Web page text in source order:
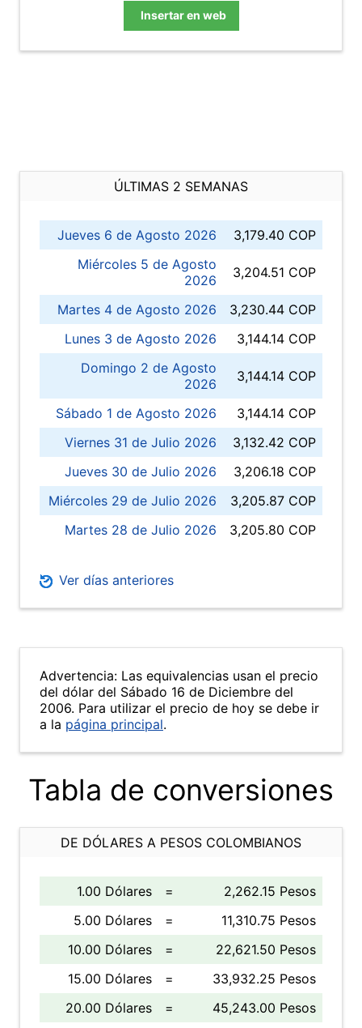
Insertar en web
ÚLTIMAS 2 SEMANAS
Jueves 6 de Agosto 2026
3,179.40 COP
Miércoles 5 de Agosto
2026
3,204.51 COP
Martes 4 de Agosto 2026
3,230.44 COP
Lunes 3 de Agosto 2026
3,144.14 COP
Domingo 2 de Agosto
2026
3,144.14 COP
Sábado 1 de Agosto 2026
3,144.14 COP
Viernes 31 de Julio 2026
3,132.42 COP
Jueves 30 de Julio 2026
3,206.18 COP
Miércoles 29 de Julio 2026
3,205.87 COP
Martes 28 de Julio 2026
3,205.80 COP
Ver días anteriores
Advertencia: Las equivalencias usan el precio
del dólar del Sábado 16 de Diciembre del
2006. Para utilizar el precio de hoy se debe ir
a la página principal.
Tabla de conversiones
DE DÓLARES A PESOS COLOMBIANOS
1.00 Dólares =
2,262.15 Pesos
5.00 Dólares
=
11,310.75 Pesos
10.00 Dólares
=
22,621.50 Pesos
15.00 Dólares
=
33,932.25 Pesos
20.00 Dólares
=
45,243.00 Pesos